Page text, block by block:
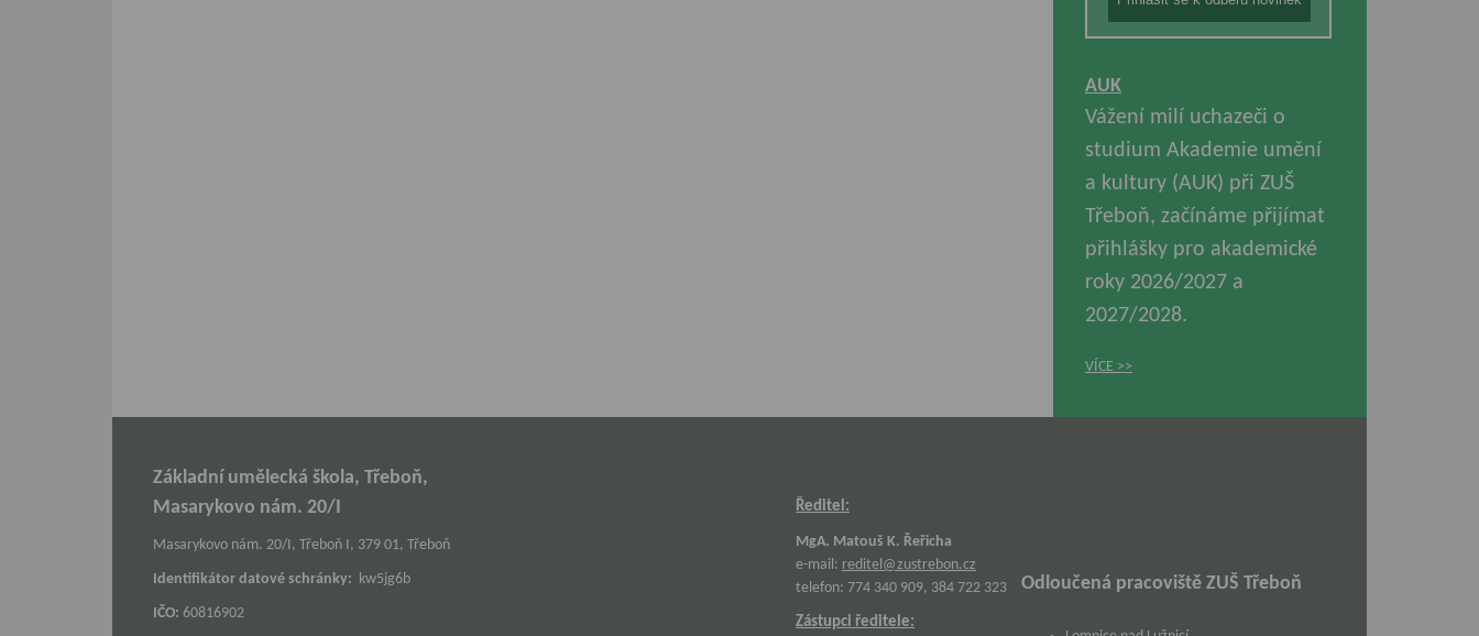
AUK
Vážení milí uchazeči o
studium Akademie umění
a kultury (AUK) při ZUŠ
Třeboň, začínáme přijímat
přihlášky pro akademické
roky 2026/2027 a
2027/2028.
VÍCE
Základní umělecká škola, Třeboň,
Masarykovo nám. 20/I
Masarykovo nám. 20/I, Třeboň I, 379 01, Třeboň
Identifikátor datové schránky: kw5jg6b
IČO: 60816902
Ředitel:
MgA. Matouš K. Řeřicha
e-mail: reditel@zustrebon.cz
telefon: 774 340 909, 384 722 323
Zástupci ředitele:
Odloučená pracoviště ZUŠ Třeboň